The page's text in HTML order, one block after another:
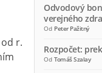
od r.
Odvodový
verejného
Od Peter Pažitný
Rozpočet:
OdTomáš Szalay